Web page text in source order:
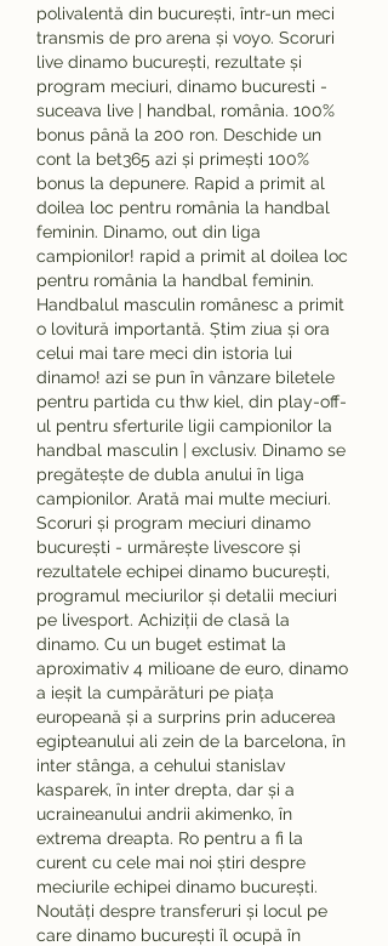
polivalentă din bucurești, într-un meci
transmis de pro arena și voyo. Scoruri
live dinamo bucurești, rezultate și
program meciuri, dinamo bucuresti -
suceava live | handbal, românia. 100%
bonus până la 200 ron. Deschide un
cont la bet365 azi și primești 100%
bonus la depunere. Rapid a primit al
doilea loc pentru românia la handbal
feminin. Dinamo, out din liga
campionilor! rapid a primit al doilea loc
pentru românia la handbal feminin.
Handbalul masculin românesc a primit
o lovitură importantă. Știm ziua și ora
celui mai tare meci din istoria lui
dinamo! azi se pun în vânzare biletele
pentru partida cu thw kiel, din play-off-
ul pentru sferturile ligii campionilor la
handbal masculin | exclusiv. Dinamo se
pregătește de dubla anului în liga
campionilor. Arată mai multe meciuri.
Scoruri și program meciuri dinamo
bucurești - urmărește livescore și
rezultatele echipei dinamo bucurești,
programul meciurilor și detalii meciuri
pe livesport. Achiziții de clasă la
dinamo. Cu un buget estimat la
aproximativ 4 milioane de euro, dinamo
a ieșit la cumpărături pe piața
europeană și a surprins prin aducerea
egipteanului ali zein de la barcelona, în
inter stânga, a cehului stanislav
kasparek, în inter drepta, dar și a
ucraineanului andrii akimenko, în
extrema dreapta. Ro pentru a fi la
curent cu cele mai noi știri despre
meciurile echipei dinamo bucurești.
Noutăți despre transferuri și locul pe
care dinamo bucurești îl ocupă în